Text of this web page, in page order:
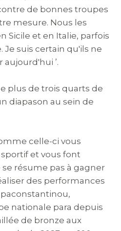
de bonnes troupes
mesure. Nous les
Sicile et en Italie, parfois
suis certain qu'ils ne
aujourd'hui ’.
plus de trois quarts de
diapason au sein de
celle-ci vous
et vous font
se résume pas à gagner
des performances
nationale para depuis
de bronze aux